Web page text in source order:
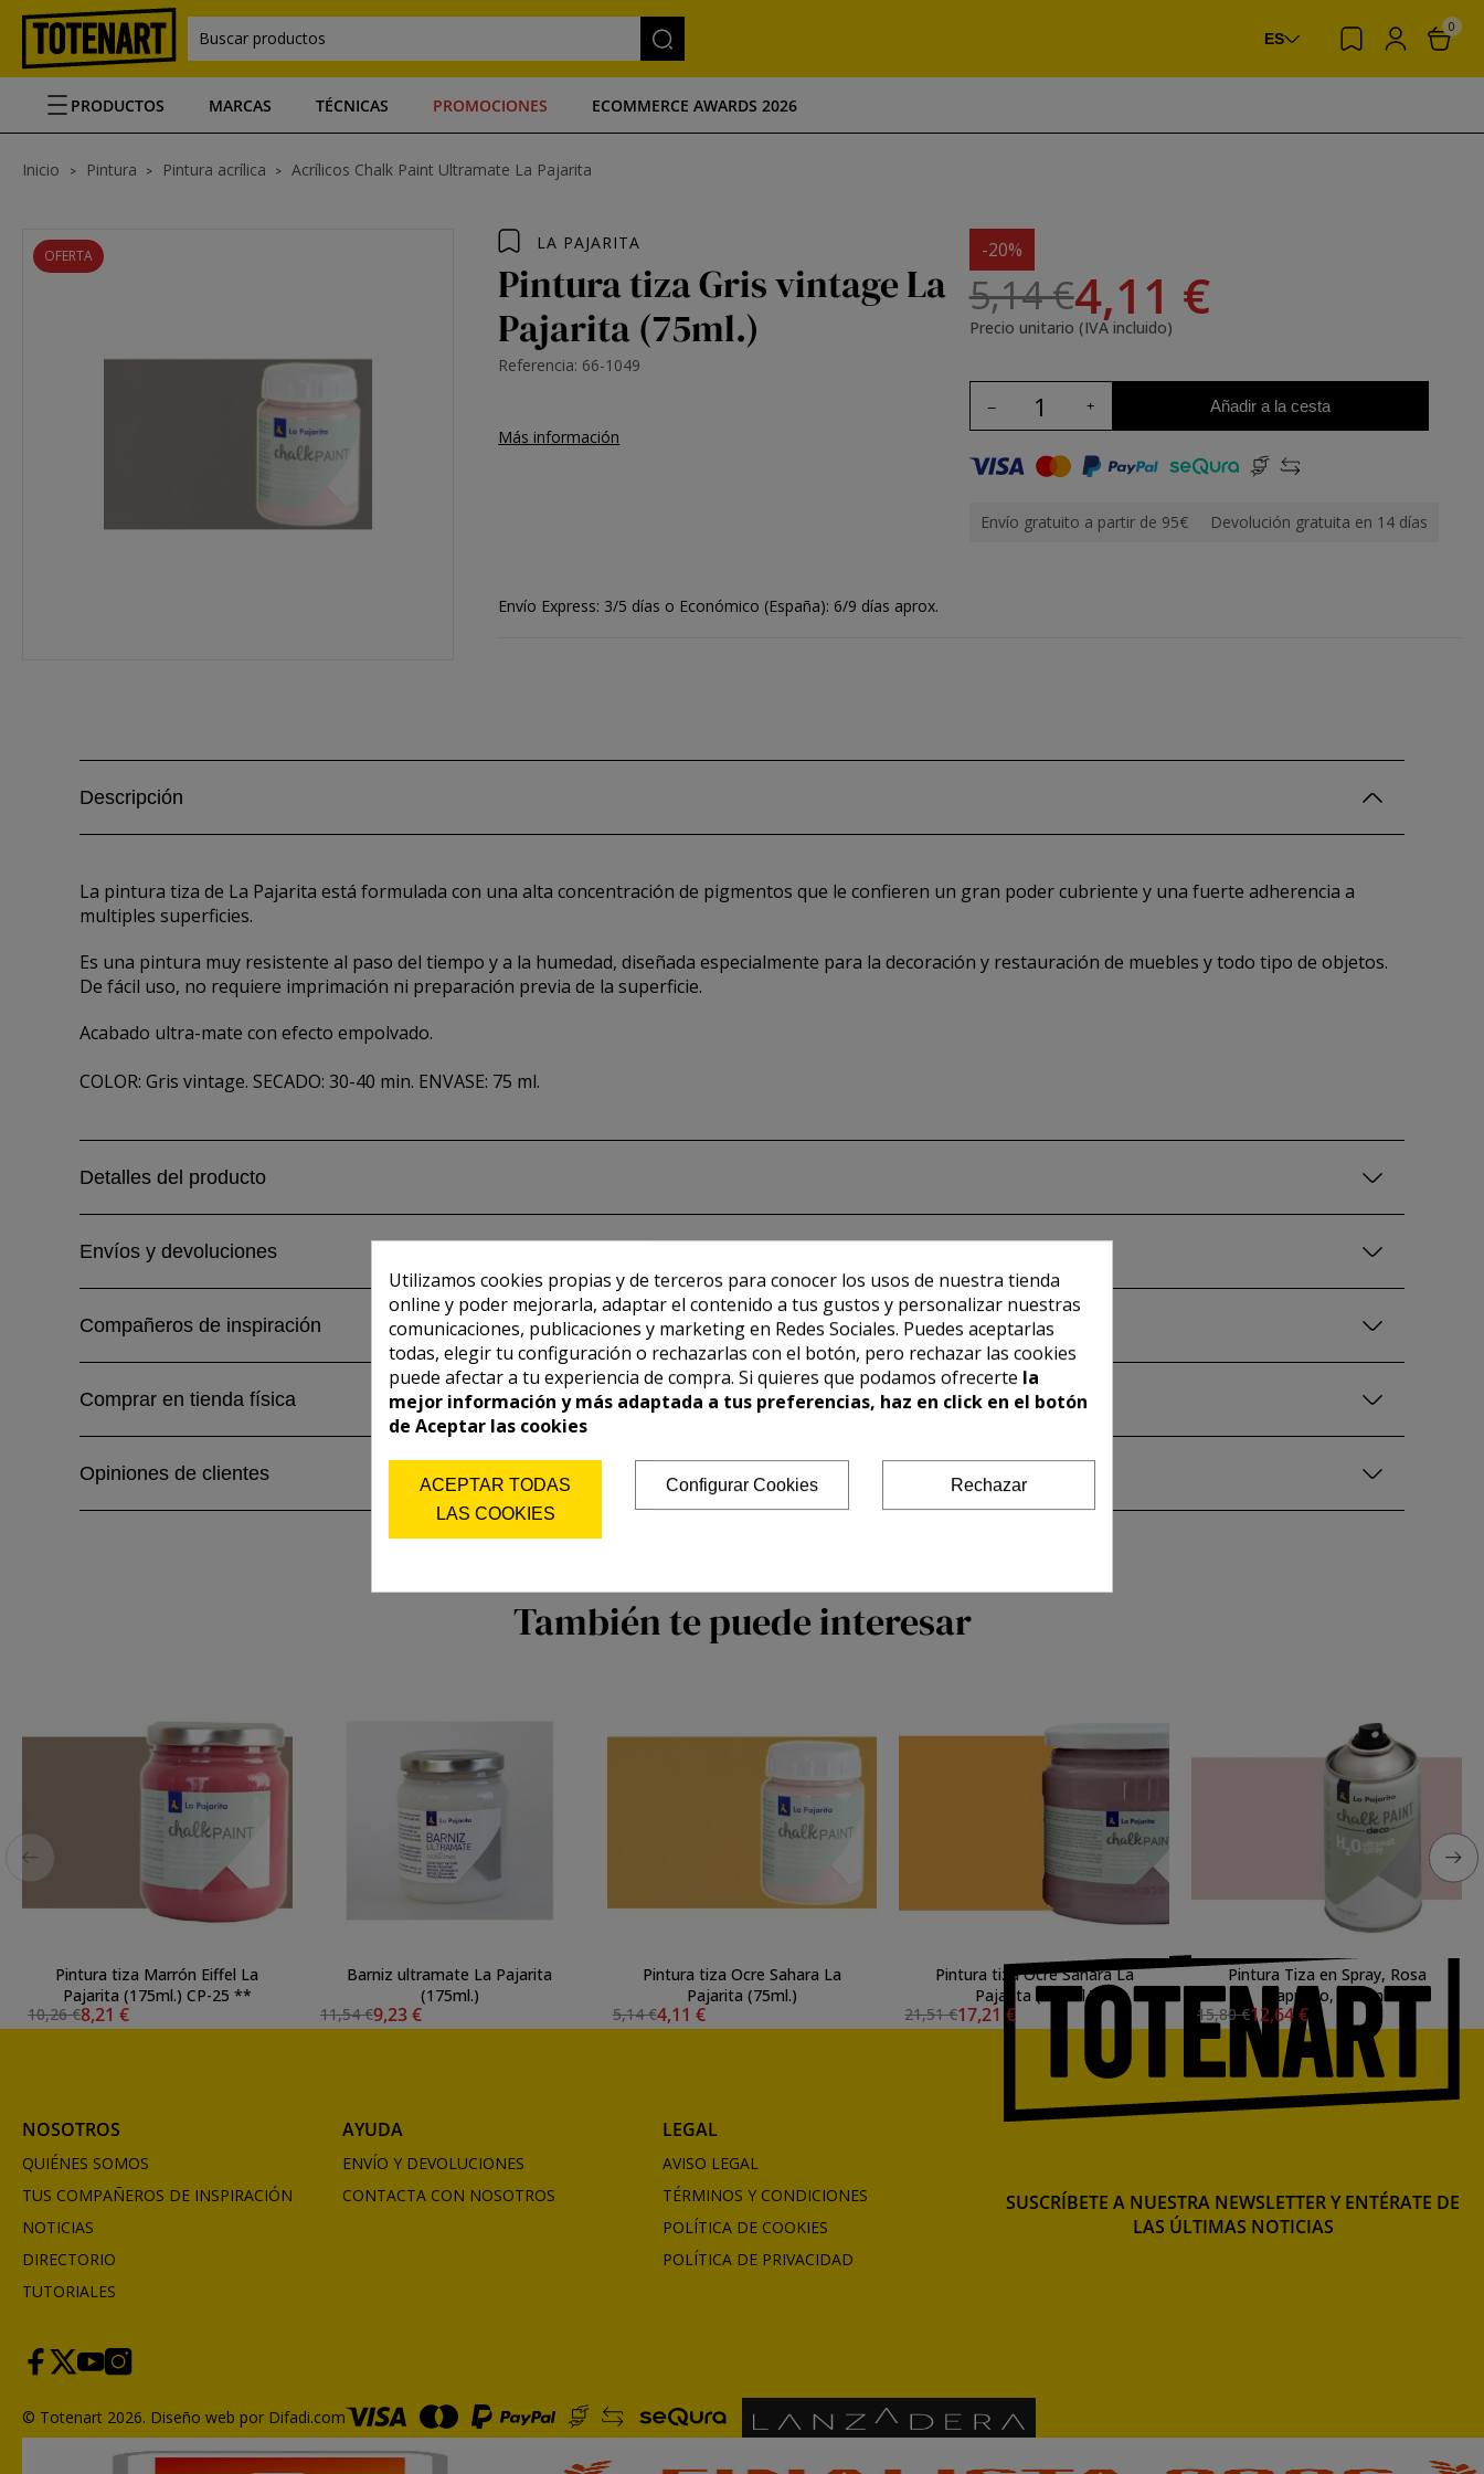
Buscar productos ES
0
PRODUCTOS MARCAS TÉCNICAS PROMOCIONES ECOMMERCE AWARDS 2026
Inicio Pintura Pintura acrílica Acrílicos Chalk Paint Ultramate La Pajarita
OFERTA
LA PAJARITA
Pintura tiza Gris vintage La
Pajarita (75ml.)
Referencia: 66-1049
Más información
-20%
5,14 €4,11 €
Precio unitario (IVA incluido)
Añadir a la cesta
Envío gratuito a partir de 95€ Devolución gratuita en 14 días
Envío Express: 3/5 días o Económico (España): 6/9 días aprox.
Descripción
La pintura tiza de La Pajarita está formulada con una alta concentración de pigmentos que le confieren un gran poder cubriente y una fuerte adherencia a
multiples superficies.
Es una pintura muy resistente al paso del tiempo y a la humedad, diseñada especialmente para la decoración y restauración de muebles y todo tipo de objetos.
De fácil uso, no requiere imprimación ni preparación previa de la superficie.
Acabado ultra-mate con efecto empolvado.
COLOR: Gris vintage. SECADO: 30-40 min. ENVASE: 75 ml.
Detalles del producto
Envíos y devoluciones
Compañeros de inspiración
Comprar en tienda física
Opiniones de clientes
También te puede interesar
Pintura tiza Marrón Eiffel La
Pajarita (175ml.) CP-25 **
10,26 €8,21 €
Barniz ultramate La Pajarita
(175ml.)
11,54 €9,23 €
Pintura tiza Ocre Sahara La
Pajarita (75ml.)
5,14 €4,11 €
Pintura tiza Ocre Sahara La
Pajarita (500ml.)
21,51 €17,21 €
Pintura Tiza en Spray, Rosa
Capricho, 300 ml
15,80 €12,64 €
NOSOTROS
QUIÉNES SOMOS
TUS COMPAÑEROS DE INSPIRACIÓN
NOTICIAS
DIRECTORIO
TUTORIALES
AYUDA
ENVÍO Y DEVOLUCIONES
CONTACTA CON NOSOTROS
LEGAL
AVISO LEGAL
TÉRMINOS Y CONDICIONES
POLÍTICA DE COOKIES
POLÍTICA DE PRIVACIDAD
SUSCRÍBETE A NUESTRA NEWSLETTER Y ENTÉRATE DE
LAS ÚLTIMAS NOTICIAS
© Totenart 2026. Diseño web por Difadi.com
Utilizamos cookies propias y de terceros para conocer los usos de nuestra tienda
online y poder mejorarla, adaptar el contenido a tus gustos y personalizar nuestras
comunicaciones, publicaciones y marketing en Redes Sociales. Puedes aceptarlas
todas, elegir tu configuración o rechazarlas con el botón, pero rechazar las cookies
puede afectar a tu experiencia de compra. Si quieres que podamos ofrecerte la
mejor información y más adaptada a tus preferencias, haz en click en el botón
de Aceptar las cookies
ACEPTAR TODAS
LAS COOKIES
Configurar Cookies Rechazar